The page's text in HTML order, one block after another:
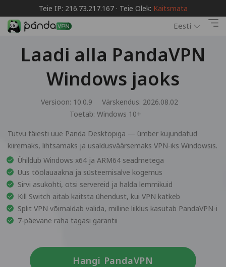
Teie IP: 216.73.217.167 · Teie Olek: Kaitsmata
Eesti
Laadi alla PandaVPN
Windows jaoks
Versioon: 10.0.9
Värskendus: 2026.08.02
Toetab: Windows 10+
Tutvu täiesti uue Panda Desktopiga — ümber kujundatud
kiiremaks, lihtsamaks ja usaldusväärsemaks VPN-iks Windowsis.
Ühildub Windows x64 ja ARM64 seadmetega
Uus töölauaakna ja süsteemisalve kogemus
Sirvi asukohti, otsi servereid ja halda lemmikuid
Kill Switch aitab kaitsta ühendust, kui VPN katkeb
Split VPN võimaldab valida, milline liiklus kasutab PandaVPN-i
7-päevane raha tagasi garantii
Hangi PandaVPN